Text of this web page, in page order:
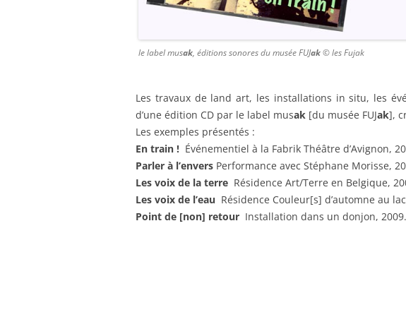
le label musak, éditions sonores du musée FUJak© les Fujak
Les travaux de land art, les installations in situ, les
d’une édition CD par le label musak [du musée FUJak],
Les exemples présentés :
En train ! Événementiel à la Fabrik Théâtre d’Avignon,
Parler à l’envers Performance avec Stéphane Morisse,
Les voix de la terre Résidence Art/Terre en Belgique,
Les voix de l’eau Résidence Couleur[s] d’automne au
Point de [non] retour Installation dans un donjon,